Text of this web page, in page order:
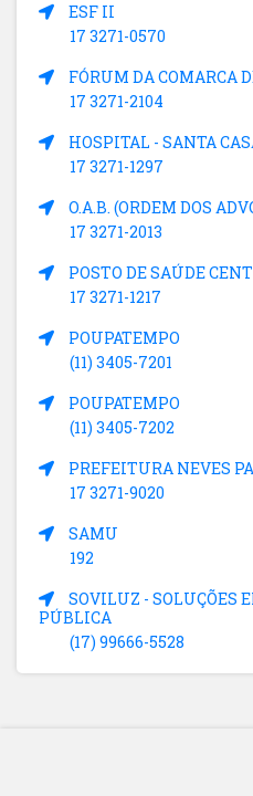
ESF II
17 3271-0570
FÓRUM DA COMARCA
17 3271-2104
HOSPITAL - SANTA
17 3271-1297
O.A.B. (ORDEM DOS
17 3271-2013
POSTO DE SAÚDE
17 3271-1217
POUPATEMPO
(11) 3405-7201
POUPATEMPO
(11) 3405-7202
PREFEITURA NEVES
17 3271-9020
SAMU
192
SOVILUZ - SOLUÇÕES
PÚBLICA
(17) 99666-5528